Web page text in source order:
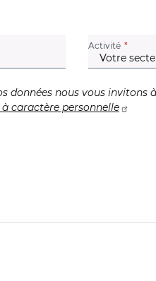
Activité
données nous vous invitons
caractère personnelle